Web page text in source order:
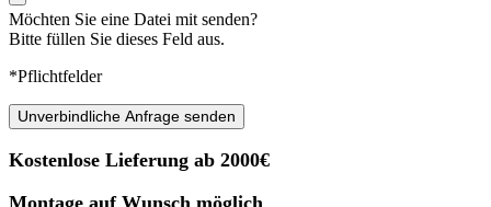
Möchten Sie eine Datei mit senden?
Bitte füllen Sie dieses Feld aus.
*Pflichtfelder
Unverbindliche Anfrage senden
Kostenlose Lieferung ab 2000€
Montage auf Wunsch möglich